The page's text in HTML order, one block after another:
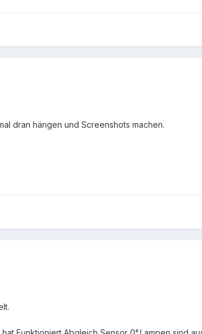
dran hängen und Screenshots machen.